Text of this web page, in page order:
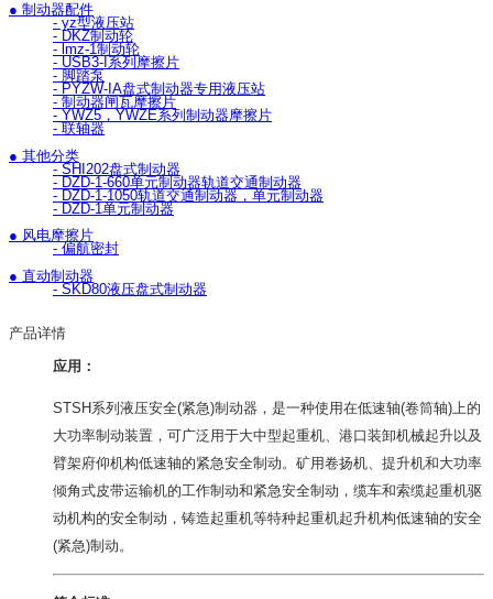
● 制动器配件
- yz型液压站
- DKZ制动轮
- lmz-1制动轮
- USB3-I系列摩擦片
- 脚踏泵
- PYZW-IA盘式制动器专用液压站
- 制动器闸瓦摩擦片
- YWZ5，YWZE系列制动器摩擦片
- 联轴器
● 其他分类
- SHI202盘式制动器
- DZD-1-660单元制动器轨道交通制动器
- DZD-1-1050轨道交通制动器，单元制动器
- DZD-1单元制动器
● 风电摩擦片
- 偏航密封
● 直动制动器
- SKD80液压盘式制动器
产品详情
应用：
STSH 系列液压安全(紧急)制动器，是一种使用在低速轴(卷筒轴)上的
大功率制动装置，可广泛用于大中型起重机、港口装卸机械起升以及
臂架府仰机构低速轴的紧急安全制动。矿用卷扬机、提升机和大功率
倾角式皮带运输机的工作制动和紧急安全制动，缆车和索缆起重机驱
动机构的安全制动，铸造起重机等特种起重机起升机构低速轴的安全
(紧急)制动。